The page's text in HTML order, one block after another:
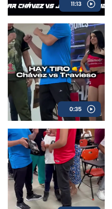
11:13
0:35